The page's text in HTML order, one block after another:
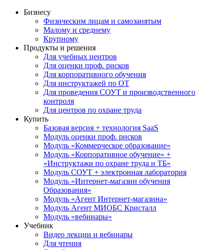
Бизнесу
Физическим лицам и самозанятым
Малому и среднему
Крупному
Продукты и решения
Для учебных центров
Для оценки проф. рисков
Для корпоративного обучения
Для инструктажей по ОТ
Для проведения СОУТ и производственного
контроля
Для центров по охране труда
Купить
Базовая версия + технология SaaS
Модуль оценки проф. рисков
Модуль «Коммерческое образование»
Модуль «Корпоративное обучение» +
«Инструктажи по охране труда и ТБ»
Модуль СОУТ + электронная лаборатория
Модуль «Интернет-магазин обучения
Образования»
Модуль «Агент Интернет-магазина»
Модуль Агент МИОБС Кристалл
Модуль «вебинары»
Учебник
Видео лекции и вебинары
Для чтения